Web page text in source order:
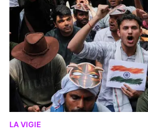
LA VIGIE